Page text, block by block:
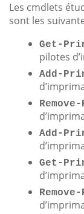
Les cmdlets
sont les
Get-
pilotes
Add-
Add-
Get-